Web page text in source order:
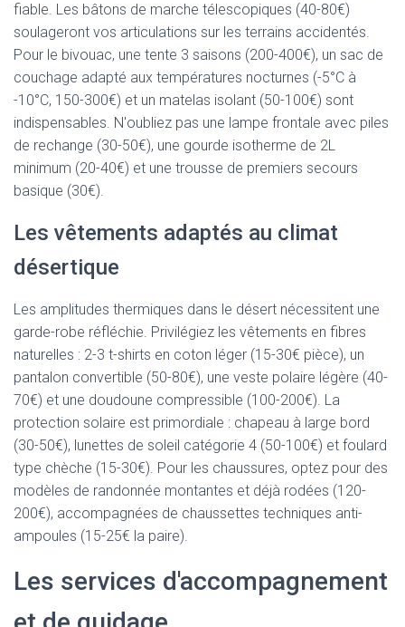
fiable. Les bâtons de marche télescopiques (40-80€)
soulageront vos articulations sur les terrains accidentés.
Pour le bivouac, une tente 3 saisons (200-400€), un sac de
couchage adapté aux températures nocturnes (-5°C à
-10°C, 150-300€) et un matelas isolant (50-100€) sont
indispensables. N'oubliez pas une lampe frontale avec piles
de rechange (30-50€), une gourde isotherme de 2L
minimum (20-40€) et une trousse de premiers secours
basique (30€).
Les vêtements adaptés au climat
désertique
Les amplitudes thermiques dans le désert nécessitent une
garde-robe réfléchie. Privilégiez les vêtements en fibres
naturelles : 2-3 t-shirts en coton léger (15-30€ pièce), un
pantalon convertible (50-80€), une veste polaire légère (40-
70€) et une doudoune compressible (100-200€). La
protection solaire est primordiale : chapeau à large bord
(30-50€), lunettes de soleil catégorie 4 (50-100€) et foulard
type chèche (15-30€). Pour les chaussures, optez pour des
modèles de randonnée montantes et déjà rodées (120-
200€), accompagnées de chaussettes techniques anti-
ampoules (15-25€ la paire).
Les services d'accompagnement